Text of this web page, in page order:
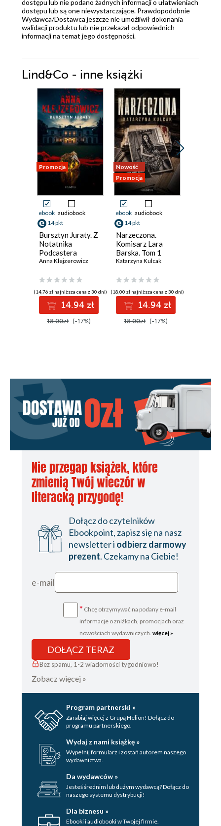
dostępu lub nie podano żadnych informacji o ułatwieniach
dostępu lub są one niewystarczające. Prawdopodobnie
Wydawca/Dostawca jeszcze nie umożliwił dokonania
walidacji produktu lub nie przekazał odpowiednich
informacji na temat jego dostępności.
Lind&Co - inne książki
Promocja
ebook audiobook
14 pkt
Bursztyn Juraty. Z
Notatnika
Podcastera
Kryminalnego.
Anna Klejzerowicz
(14,76 zł najniższa cena z 30 dni)
14.94 zł
18.00zł (-17%)
Nowość
Promocja
ebook audiobook
14 pkt
Narzeczona.
Komisarz Lara
Barska. Tom 1
Katarzyna Kulcak
(18,00 zł najniższa cena z 30 dni)
14.94 zł
18.00zł (-17%)
Nie przegap książek, które
zmienią Twój wieczór w
literacką przygodę!
Dołącz do czytelników
Ebookpoint, zapisz się na nasz
newsletter i odbierz darmowy
prezent. Czekamy na Ciebie!
e-mail
* Chcę otrzymywać na podany e-mail
informacje o zniżkach, promocjach oraz
nowościach wydawniczych. więcej »
DOŁĄCZ TERAZ
Bez spamu, 1-2 wiadomości tygodniowo!
Zobacz więcej »
Program partnerski »
Zarabiaj więcej z Grupą Helion! Dołącz do
programu partnerskiego.
Wydaj z nami książkę »
Wypełnij formularz i zostań autorem naszego
wydawnictwa.
Da wydawców »
Jesteś średnim lub dużym wydawcą? Dołącz do
naszego systemu dystrybucji!
Dla biznesu »
Ebooki i audiobooki w Twojej firmie.